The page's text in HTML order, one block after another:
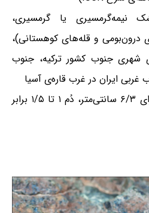
نیمه‌گرمسیری یا گرمسیری،
درون‌بومی و قله‌های کوهستانی)،
شهری جنوب کشور ترکیه، جنوب
ایران در غرب قاره‌ی آسیا
پوزه تا پایه‌ی دُم به درازای ۶/۳ سانتی‌متر، دُم ۱ تا ۱/۵ برابر